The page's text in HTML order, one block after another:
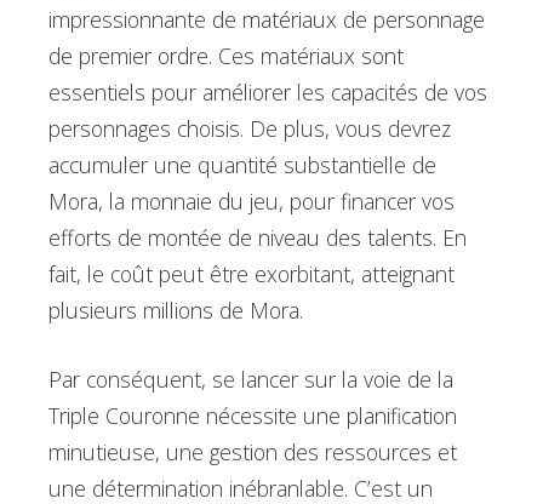
impressionnante de matériaux de personnage
de premier ordre. Ces matériaux sont
essentiels pour améliorer les capacités de vos
personnages choisis. De plus, vous devrez
accumuler une quantité substantielle de
Mora, la monnaie du jeu, pour financer vos
efforts de montée de niveau des talents. En
fait, le coût peut être exorbitant, atteignant
plusieurs millions de Mora.
Par conséquent, se lancer sur la voie de la
Triple Couronne nécessite une planification
minutieuse, une gestion des ressources et
une détermination inébranlable. C’est un